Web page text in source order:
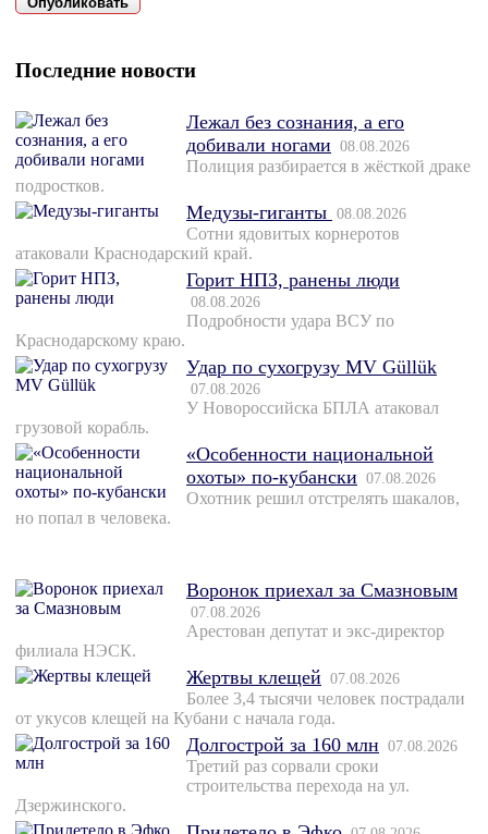
Последние новости
Лежал без сознания, а его
добивали ногами 08.08.2026
Полиция разбирается в жёсткой драке
подростков.
Медузы-гиганты 08.08.2026
Сотни ядовитых корнеротов
атаковали Краснодарский край.
Горит НПЗ, ранены люди
08.08.2026
Подробности удара ВСУ по
Краснодарскому краю.
Удар по сухогрузу MV Güllük
07.08.2026
У Новороссийска БПЛА атаковал
грузовой корабль.
«Особенности национальной
охоты» по-кубански 07.08.2026
Охотник решил отстрелять шакалов,
но попал в человека.
Воронок приехал за Смазновым
07.08.2026
Арестован депутат и экс-директор
филиала НЭСК.
Жертвы клещей 07.08.2026
Более 3,4 тысячи человек пострадали
от укусов клещей на Кубани с начала года.
Долгострой за 160 млн 07.08.2026
Третий раз сорвали сроки
строительства перехода на ул.
Дзержинского.